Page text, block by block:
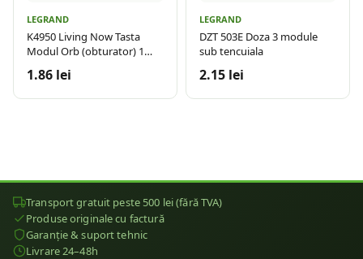
LEGRAND
K4950 Living Now Tasta
Modul Orb (obturator) 1
1.86 lei
LEGRAND
DZT 503E Doza 3 module
sub tencuiala
2.15 lei
Transport gratuit peste 500 lei (fără TVA)
Produse originale cu factură
Garanție & suport tehnic
Livrare 24–48h